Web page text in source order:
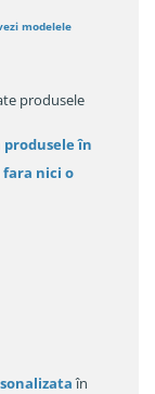
modelele
produsele
în
nici o
în